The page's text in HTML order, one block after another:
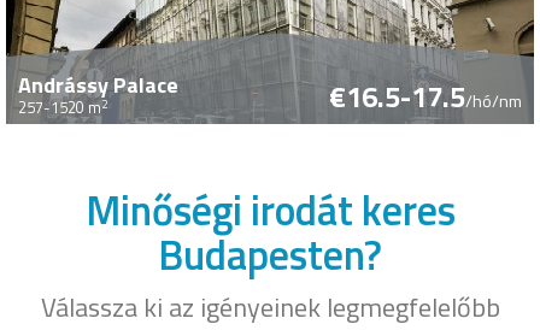
Andrássy Palace
257-1520 m2 €16.5-17.5/hó/nm
Minőségi irodát keres
Budapesten?
Válassza ki az igényeinek legmegfelelőbb